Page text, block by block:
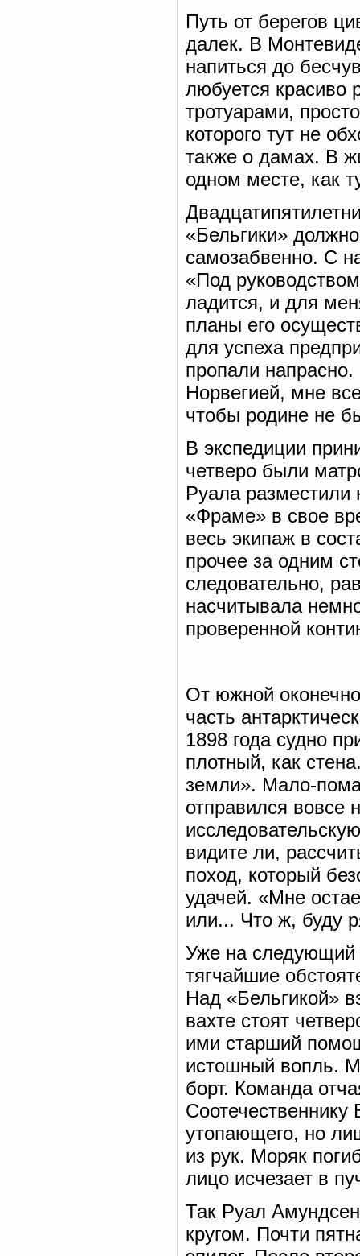
Путь от берегов
далек. В
напиться до
любуется
тротуарами,
которого тут не
также о дамах. В
одном месте, как
«Бельгики»
самозабвенно. С
«Под
ладится, и для
планы его
для успеха
пропали напрасно.
Норвегией, мне
чтобы родине не
В экспедиции
четверо были
Руала
«Фраме» в свое
весь экипаж в
прочее за одним
следовательно,
насчитывала
проверенной
От южной
часть
1898 года судно
плотный, как
земли». Мало-
отправился вовсе
видите ли,
поход, который
удачей. «Мне
или... Что ж, буду
Уже на следующий
тягчайшие
Над «Бельгикой»
вахте стоят
ими старший
истошный вопль.
борт. Команда
утопающего, но
из рук. Моряк
лицо исчезает в
Так Руал
кругом. Почти